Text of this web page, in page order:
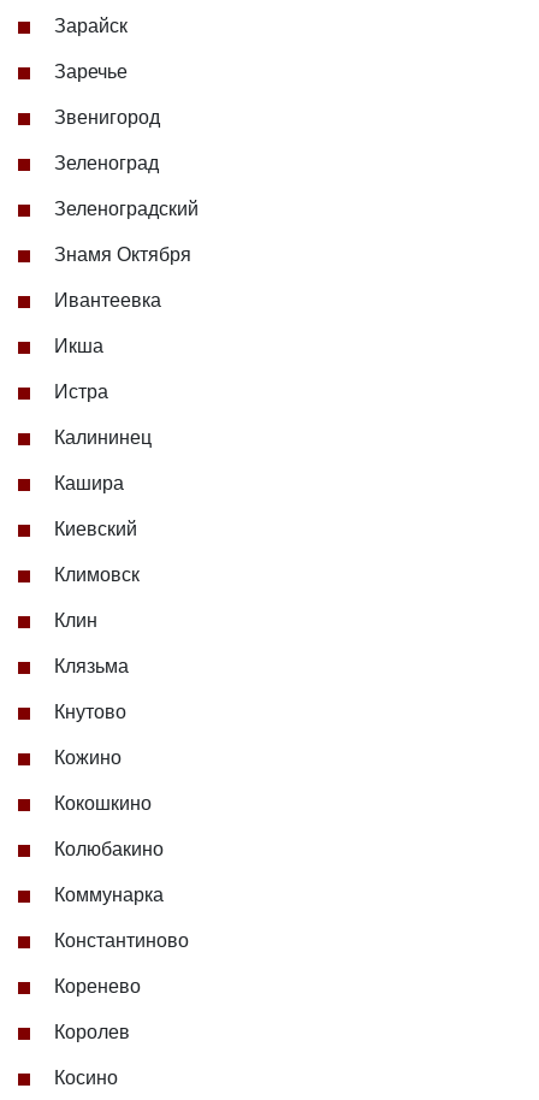
Зарайск
Заречье
Звенигород
Зеленоград
Зеленоградский
Знамя Октября
Ивантеевка
Икша
Истра
Калининец
Кашира
Киевский
Климовск
Клин
Клязьма
Кнутово
Кожино
Кокошкино
Колюбакино
Коммунарка
Константиново
Коренево
Королев
Косино